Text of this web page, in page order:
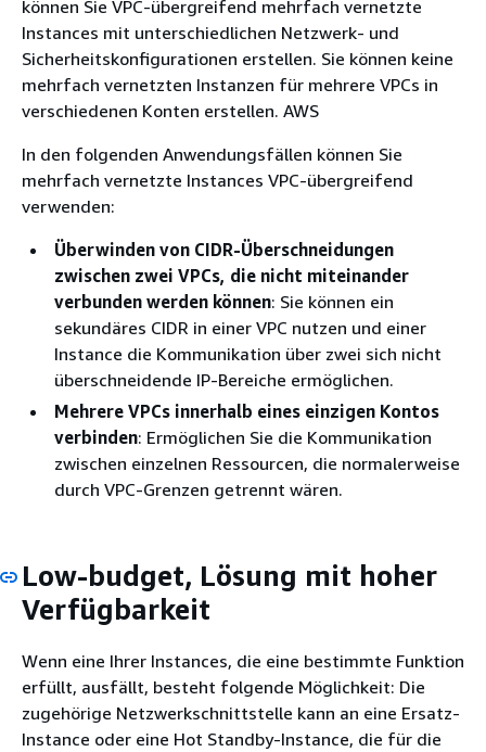
können Sie VPC-übergreifend mehrfach vernetzte
Instances mit unterschiedlichen Netzwerk- und
Sicherheitskonfigurationen erstellen. Sie können keine
mehrfach vernetzten Instanzen für mehrere VPCs in
verschiedenen Konten erstellen. AWS
In den folgenden Anwendungsfällen können Sie
mehrfach vernetzte Instances VPC-übergreifend
verwenden:
Überwinden von CIDR-Überschneidungen
zwischen zwei VPCs, die nicht miteinander
verbunden werden können: Sie können ein
sekundäres CIDR in einer VPC nutzen und einer
Instance die Kommunikation über zwei sich nicht
überschneidende IP-Bereiche ermöglichen.
Mehrere VPCs innerhalb eines einzigen Kontos
verbinden: Ermöglichen Sie die Kommunikation
zwischen einzelnen Ressourcen, die normalerweise
durch VPC-Grenzen getrennt wären.
Low-budget, Lösung mit hoher
Verfügbarkeit
Wenn eine Ihrer Instances, die eine bestimmte Funktion
erfüllt, ausfällt, besteht folgende Möglichkeit: Die
zugehörige Netzwerkschnittstelle kann an eine Ersatz-
Instance oder eine Hot Standby-Instance, die für die